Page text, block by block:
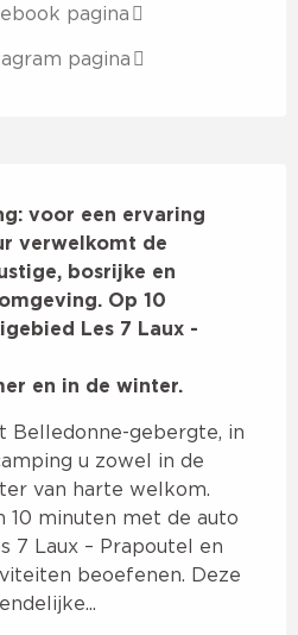
pagina
pagina
voor een ervaring
verwelkomt de
bosrijke en
Op 10
Les 7 Laux -
en in de winter.
Belledonne-gebergte, in
u zowel in de
van harte welkom.
10 minuten met de auto
7 Laux – Prapoutel en
beoefenen. Deze